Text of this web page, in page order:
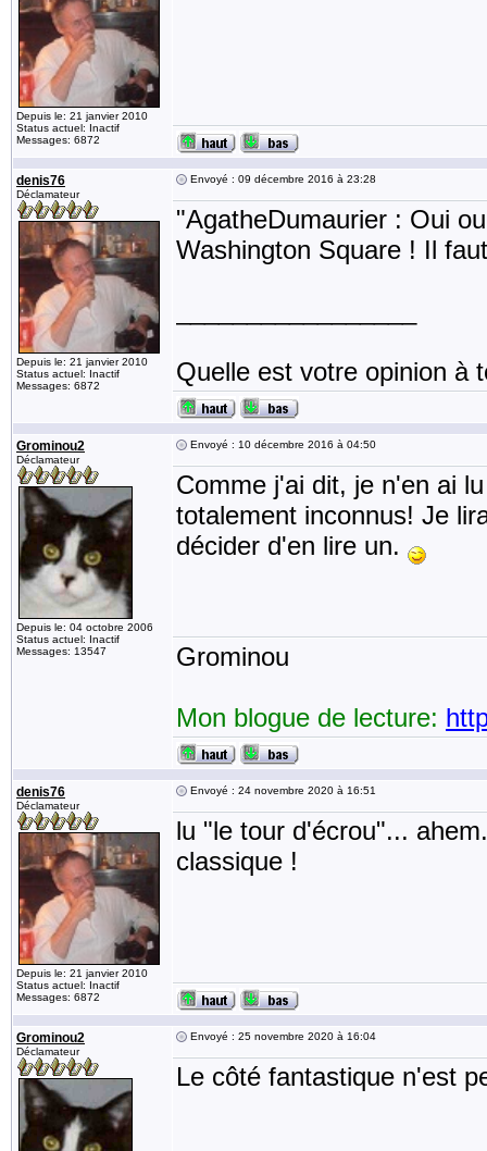
Depuis le: 21 janvier 2010
Status actuel: Inactif
Messages: 6872
denis76
Déclamateur
Depuis le: 21 janvier 2010
Status actuel: Inactif
Messages: 6872
Envoyé : 09 décembre 2016 à 23:28
"AgatheDumaurier : Oui
Washington Square ! Il
Quelle est votre opinion à
Grominou2
Déclamateur
Depuis le: 04 octobre 2006
Status actuel: Inactif
Messages: 13547
Envoyé : 10 décembre 2016 à 04:50
Comme j'ai dit, je n'en ai
totalement inconnus! Je
décider d'en lire un.
Grominou
Mon blogue de lecture:
denis76
Déclamateur
Depuis le: 21 janvier 2010
Status actuel: Inactif
Messages: 6872
Envoyé : 24 novembre 2020 à 16:51
lu "le tour d'écrou"...
classique !
Grominou2
Déclamateur
Envoyé : 25 novembre 2020 à 16:04
Le côté fantastique n'est